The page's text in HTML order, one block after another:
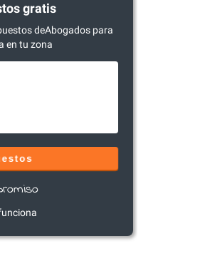
gratis
deAbogados para
en tu zona